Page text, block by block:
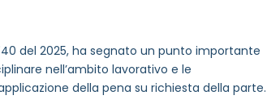
del 2025, ha segnato un punto importante
nell’ambito lavorativo e le
della pena su richiesta della parte.